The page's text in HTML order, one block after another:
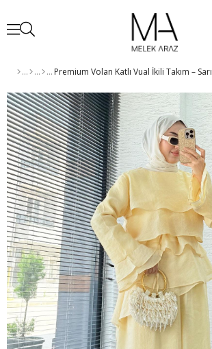
Premium Volan Katlı Vual İkili Takım – Sarı